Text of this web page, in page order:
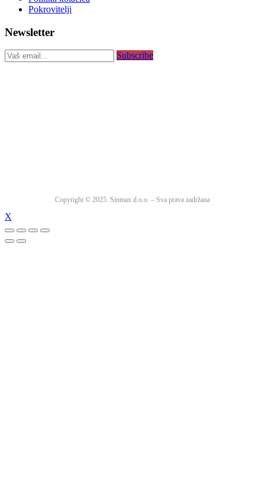
Pokrovitelji
Newsletter
Subscribe
Copyright © 2025. Sinmax d.o.o. – Sva prava zadržana
X